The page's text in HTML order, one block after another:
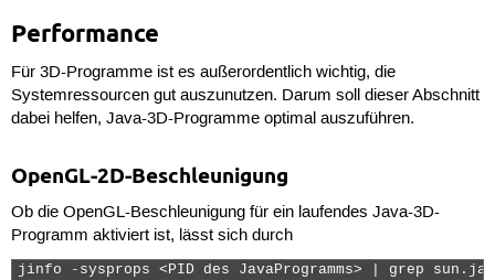
Performance
Für 3D-Programme ist es außerordentlich wichtig, die
Systemressourcen gut auszunutzen. Darum soll dieser Abschnitt
dabei helfen, Java-3D-Programme optimal auszuführen.
OpenGL-2D-Beschleunigung
Ob die OpenGL-Beschleunigung für ein laufendes Java-3D-
Programm aktiviert ist, lässt sich durch
jinfo -sysprops <PID des JavaProgramms> | grep